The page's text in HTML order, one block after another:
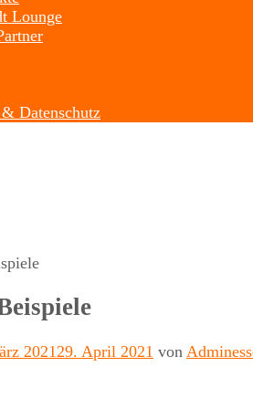
Lounge
Datenschutz
2021 29. April 2021 von